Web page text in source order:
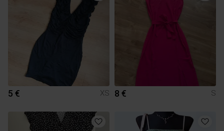
5 € XS 8 € S